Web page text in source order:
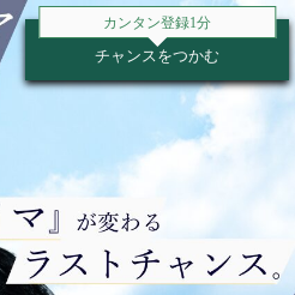
カンタン登録1分
チャンスをつかむ